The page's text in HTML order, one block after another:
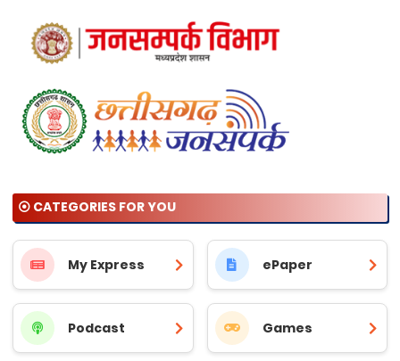
⦿ CATEGORIES FOR YOU
My Express ePaper
Podcast Games